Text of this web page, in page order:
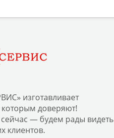
изготавливает
доверяют!
— будем рады видеть
клиентов.